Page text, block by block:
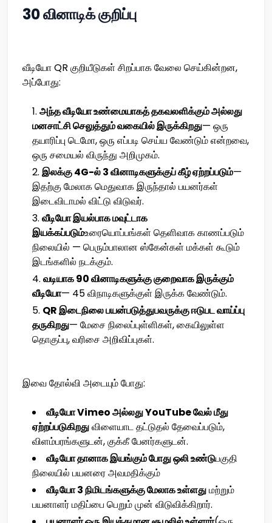
30 வினாடிக் குறிப்பு
வீடியோ QR குறியீடுகள் சிறப்பாக வேலை செய்கின்றன,
அப்போது:
அந்த வீடியோ உண்மையாகத் தகவலளிக்கும் அல்லது
மனசாட்சி செலுத்தும் வகையில் இருக்கிறது— ஒரு
தயாரிப்பு டெமோ, ஒரு எப்படி செய்ய வேண்டும் என்றவை,
ஒரு சமையல் விருந்து அறிமுகம்.
இலக்கு 4G-ல் 3 வினாடிகளுக்குப் கீழ் ஏற்றப்படும்—
இதற்கு மேலாக மெதுவாக இருந்தால் பயனர்கள்
இடைவிடாமல் விட்டு விடுவர்.
வீடியோ இயல்பாக மவுட்டாக
இயக்கப்படும்உரையொப்பங்கள் தெளிவாக காணப்படும்
நிலையில் — பெரும்பாலான ஸ்கேன்கள் மக்கள் கூடும்
இடங்களில் நடக்கும்.
வடியாக 90 வினாடிகளுக்கு குறைவாக இருக்கும்
வீடியோ— 45 விநாடிகளுக்குள் இருக்க வேண்டும்.
QR இடைநிலை பயன்படுத்துபவருக்கு ஈடுபட வாய்ப்பு
தருகிறது— மேசை நிலைப்புள்ளிகள், கையிலுள்ள
தொகுப்பு, வரிசை அறிவிப்புகள்.
இவை தோல்வி அடையும் போது:
வீடியோ Vimeo அல்லது YouTube வேல் மீது
ஏற்றப்படுகிறதுவிளையாட தட்டுதல் தேவைப்படும்,
விளம்பரங்களுடன், குக்கீ பேனர்களுடன்.
வீடியோ தானாக இயங்கும் போது ஒலி உண்டுபகுதி
நிலையில் பயனரை அவமதிக்கும்
வீடியோ 3 நிமிடங்களுக்கு மேலாக உள்ளதுமற்றும்
பயனாளர் மதிப்பை பெறும் முன் விடுவிக்கிறார்.